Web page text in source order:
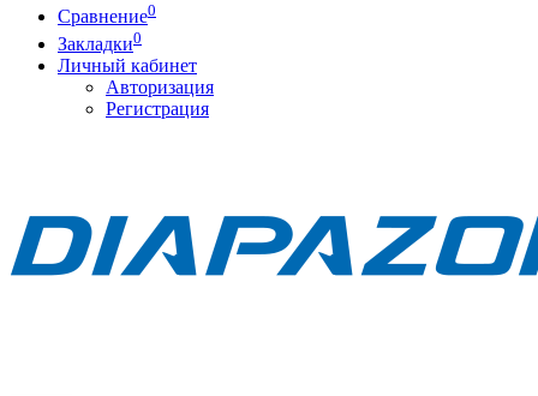
Сравнение0
Закладки0
Личный кабинет
Авторизация
Регистрация